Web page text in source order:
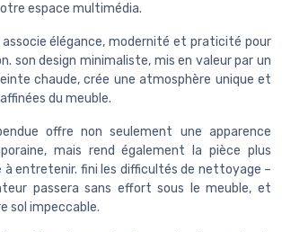
espace multimédia.
associe élégance, modernité et praticité pour
son design minimaliste, mis en valeur par un
chaude, crée une atmosphère unique et
du meuble.
offre non seulement une apparence
mais rend également la pièce plus
entretenir. fini les difficultés de nettoyage –
passera sans effort sous le meuble, et
sol impeccable.